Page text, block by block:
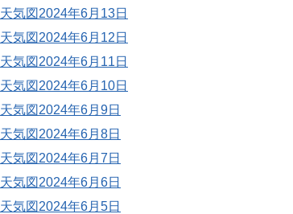
気図2024年6月13日
気図2024年6月12日
気図2024年6月11日
気図2024年6月10日
気図2024年6月9日
気図2024年6月8日
気図2024年6月7日
気図2024年6月6日
気図2024年6月5日